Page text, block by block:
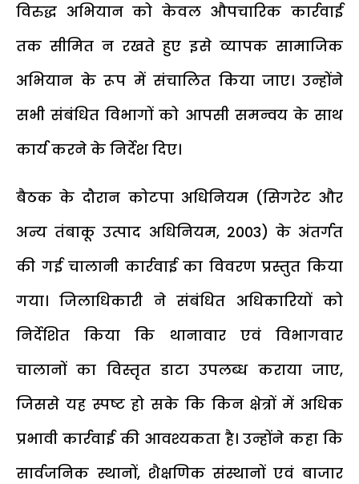
विरुद्ध अभियान को केवल औपचारिक कार्रवाई
तक सीमित न रखते हुए इसे व्यापक सामाजिक
अभियान के रूप में संचालित किया जाए। उन्होंने
सभी संबंधित विभागों को आपसी समन्वय के साथ
कार्य करने के निर्देश दिए।
बैठक के दौरान कोटपा अधिनियम (सिगरेट और
अन्य तंबाकू उत्पाद अधिनियम, 2003) के अंतर्गत
की गई चालानी कार्रवाई का विवरण प्रस्तुत किया
गया। जिलाधिकारी ने संबंधित अधिकारियों को
निर्देशित किया कि थानावार एवं विभागवार
चालानों का विस्तृत डाटा उपलब्ध कराया जाए,
जिससे यह स्पष्ट हो सके कि किन क्षेत्रों में अधिक
प्रभावी कार्रवाई की आवश्यकता है। उन्होंने कहा कि
सार्वजनिक स्थानों, शैक्षणिक संस्थानों एवं बाजार